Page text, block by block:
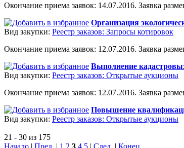
Окончание приема заявок: 14.07.2016. Заявка
Организация
Вид закупки: Реестр заказов: Запросы котировок
Окончание приема заявок: 12.07.2016. Заявка
Выполнение
Вид закупки: Реестр заказов: Открытые аукционы
Окончание приема заявок: 12.07.2016. Заявка
Повышение
Вид закупки: Реестр заказов: Открытые аукционы
21 - 30 из 175
Начало | Пред. | 1 2 3 4 5 | След. | Конец